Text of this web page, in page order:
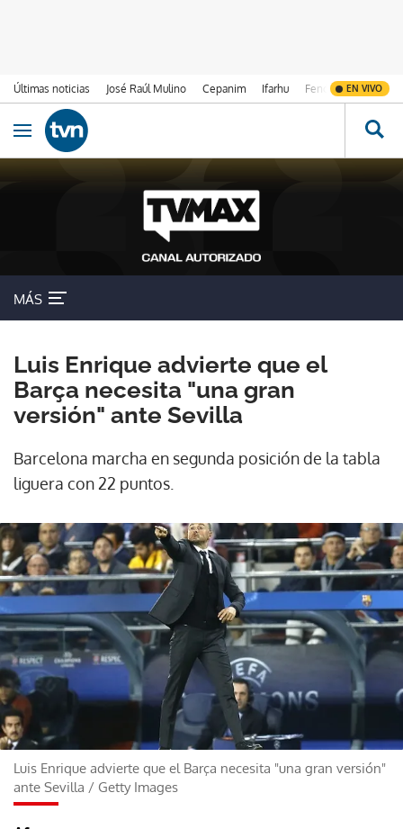
Últimas noticias José Raúl Mulino Cepanim Ifarhu Fenómeno de El
EN VIVO
Ir al contenido
Obrir navegació
MÁS
Luis Enrique advierte que el
Barça necesita "una gran
versión" ante Sevilla
Barcelona marcha en segunda posición de la tabla
liguera con 22 puntos.
Luis Enrique advierte que el Barça necesita "una gran versión"
ante Sevilla / Getty Images